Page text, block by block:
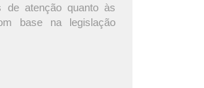
de atenção quanto às
base na legislação